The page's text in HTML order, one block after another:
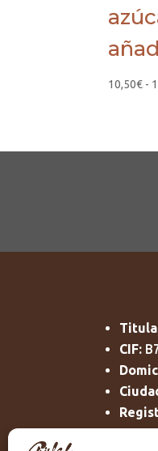
10,50€ -
CIF: